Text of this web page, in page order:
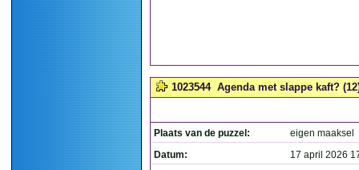
1023544 Agenda met slappe kaft?
Plaats van de puzzel:
eigen maaksel
Datum:
17 april 2026